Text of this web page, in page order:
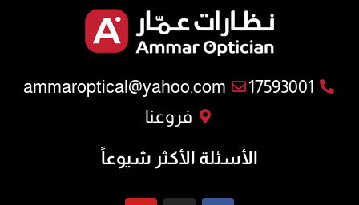
17593001
ammaroptical@yahoo.com
فروعنا
الأسئلة الأكثر شيوعاً